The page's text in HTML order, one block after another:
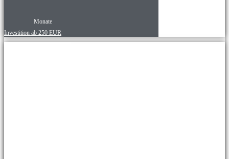
Monate
Investition ab 250 EUR